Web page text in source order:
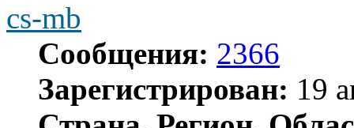
cs-mb
Сообщения: 2366
Зарегистрирован: 19